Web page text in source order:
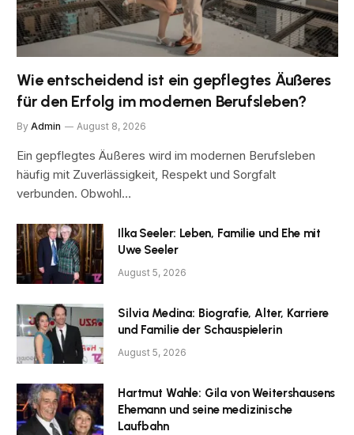
Wie entscheidend ist ein gepflegtes Äußeres
für den Erfolg im modernen Berufsleben?
By Admin August 8, 2026
Ein gepflegtes Äußeres wird im modernen Berufsleben
häufig mit Zuverlässigkeit, Respekt und Sorgfalt
verbunden. Obwohl…
Ilka Seeler: Leben, Familie und Ehe mit
Uwe Seeler
August 5, 2026
Silvia Medina: Biografie, Alter, Karriere
und Familie der Schauspielerin
August 5, 2026
Hartmut Wahle: Gila von Weitershausens
Ehemann und seine medizinische
Laufbahn